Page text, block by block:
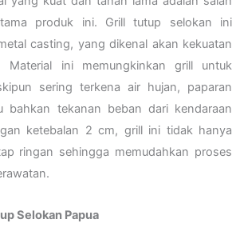
produk ini. Grill tutup selokan ini
casting, yang dikenal akan kekuatan
Material ini memungkinkan grill untuk
sering terkena air hujan, paparan
bahkan tekanan beban dari kendaraan
ketebalan 2 cm, grill ini tidak hanya
ringan sehingga memudahkan proses
Selokan Papua